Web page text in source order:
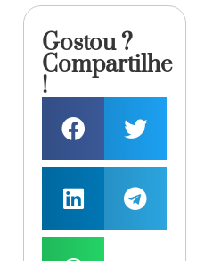
Gostou ?
Compartilhe
!